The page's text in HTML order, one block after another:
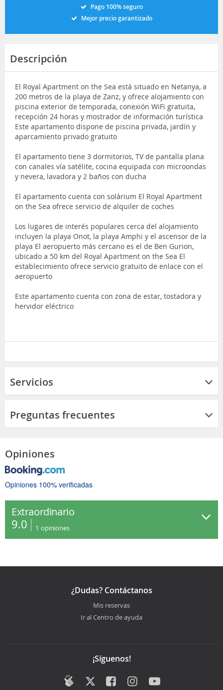
Pago 100% seguro
Mejor precio garantizado
Descripción
El Royal Apartment on the Sea está situado en Netanya, a
200 metros de la playa de Zanz, y ofrece alojamiento con
piscina exterior de temporada, conexión WiFi gratuita,
recepción 24 horas y mostrador de información turística
Este apartamento dispone de piscina privada, jardín y
aparcamiento privado gratuito
El apartamento tiene 3 dormitorios, TV de pantalla plana
con canales vía satélite, cocina equipada con microondas
y nevera, lavadora y 2 baños con ducha
El apartamento cuenta con solárium El Royal Apartment
on the Sea ofrece servicio de alquiler de coches
Los lugares de interés populares cerca del alojamiento
incluyen la playa Onot, la playa Amphi y el ascensor de la
playa El aeropuerto más cercano es el de Ben Gurion,
ubicado a 50 km del Royal Apartment on the Sea El
establecimiento ofrece servicio gratuito de enlace con el
aeropuerto
Este apartamento cuenta con zona de estar, tostadora y
hervidor eléctrico
Servicios
Preguntas frecuentes
Opiniones
Opiniones 100% verificadas
Extraordinario
9.0 1 opiniones
¿Dudas? Contáctanos
Mis reservas
Ir al Centro de ayuda
¡Síguenos!